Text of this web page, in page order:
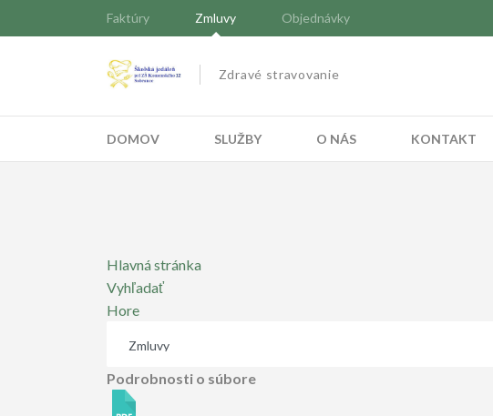
Faktúry Zmluvy Objednávky
Zdravé stravovanie
DOMOV SLUŽBY O NÁS KONTAKT
Hlavná stránka
Vyhľadať
Hore
Podrobnosti o súbore